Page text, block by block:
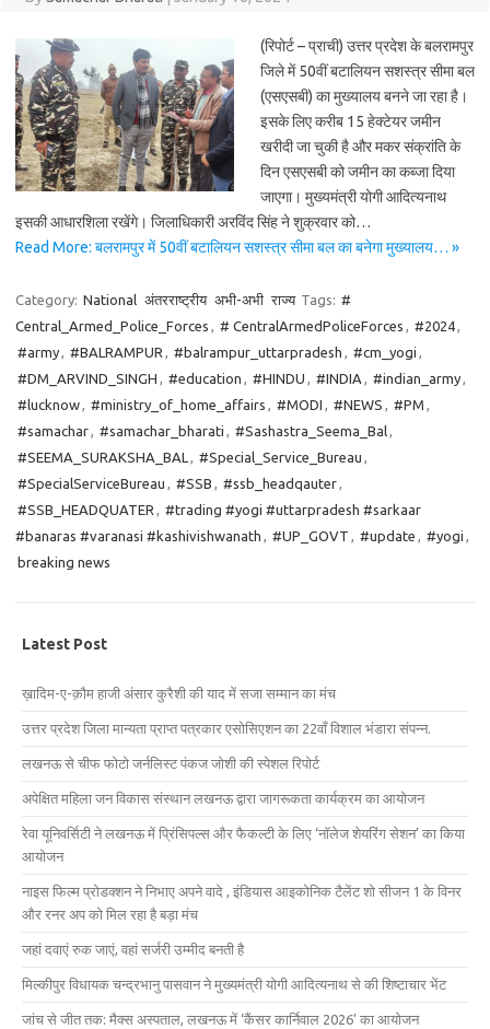
(रिपोर्ट – प्राची) उत्तर प्रदेश के बलरामपुर
जिले में 50वीं बटालियन सशस्त्र सीमा बल
(एसएसबी) का मुख्यालय बनने जा रहा है।
इसके लिए करीब 15 हेक्टेयर जमीन
खरीदी जा चुकी है और मकर संक्रांति के
दिन एसएसबी को जमीन का कब्जा दिया
जाएगा। मुख्यमंत्री योगी आदित्यनाथ
इसकी आधारशिला रखेंगे। जिलाधिकारी अरविंद सिंह ने शुक्रवार को…
Read More: बलरामपुर में 50वीं बटालियन सशस्त्र सीमा बल का बनेगा मुख्यालय… »
Category: National अंतरराष्ट्रीय अभी-अभी राज्य Tags: #
Central_Armed_Police_Forces , # CentralArmedPoliceForces , #2024,
#army, #BALRAMPUR , #balrampur_uttarpradesh , #cm_yogi ,
#DM_ARVIND_SINGH , #education , #HINDU , #INDIA , #indian_army,
#lucknow, #ministry_of_home_affairs , #MODI , #NEWS , #PM ,
#samachar, #samachar_bharati , #Sashastra_Seema_Bal,
#SEEMA_SURAKSHA_BAL , #Special_Service_Bureau ,
#SpecialServiceBureau , #SSB , #ssb_headqauter,
#SSB_HEADQUATER , #trading #yogi #uttarpradesh #sarkaar
#banaras #varanasi #kashivishwanath , #UP_GOVT , #update , #yogi ,
breaking news
Latest Post
ख़ादिम-ए-क़ौम हाजी अंसार कुरैशी की याद में सजा सम्मान का मंच
उत्तर प्रदेश जिला मान्यता प्राप्त पत्रकार एसोसिएशन का 22वाँ विशाल भंडारा संपन्न.
लखनऊ से चीफ फोटो जर्नलिस्ट पंकज जोशी की स्पेशल रिपोर्ट
अपेक्षित महिला जन विकास संस्थान लखनऊ द्वारा जागरूकता कार्यक्रम का आयोजन
रेवा यूनिवर्सिटी ने लखनऊ में प्रिंसिपल्स और फैकल्टी के लिए ‘नॉलेज शेयरिंग सेशन’ का किया
आयोजन
नाइस फिल्म प्रोडक्शन ने निभाए अपने वादे , इंडियास आइकोनिक टैलेंट शो सीजन 1 के विनर
और रनर अप को मिल रहा है बड़ा मंच
जहां दवाएं रुक जाएं, वहां सर्जरी उम्मीद बनती है
मिल्कीपुर विधायक चन्द्रभानु पासवान ने मुख्यमंत्री योगी आदित्यनाथ से की शिष्टाचार भेंट
जांच से जीत तक: मैक्स अस्पताल, लखनऊ में ‘कैंसर कार्निवाल 2026’ का आयोजन